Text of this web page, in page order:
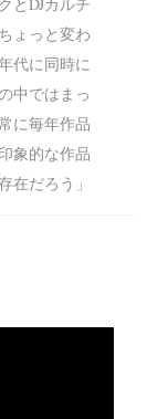
とDJカルチ
ょっと変わ
代に同時に
中ではまっ
に毎年作品
象的な作品
在だろう」